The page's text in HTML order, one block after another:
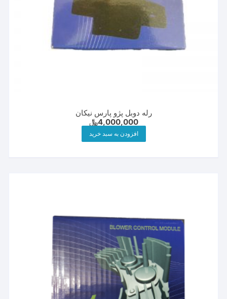
رله دوبل پژو پارس نیکان
4,000,000﷼
افزودن به سبد خرید